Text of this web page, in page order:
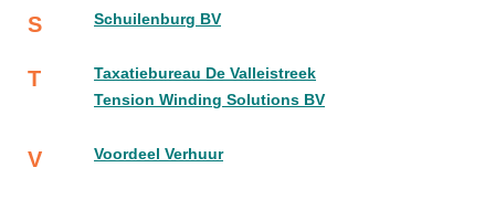
S Schuilenburg BV
T
Taxatiebureau De Valleistreek
Tension Winding Solutions BV
V Voordeel Verhuur